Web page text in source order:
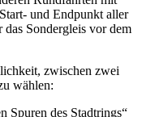
und Endpunkt aller
Sondergleis vor dem
zwischen zwei
wählen:
Spuren des Stadtrings“